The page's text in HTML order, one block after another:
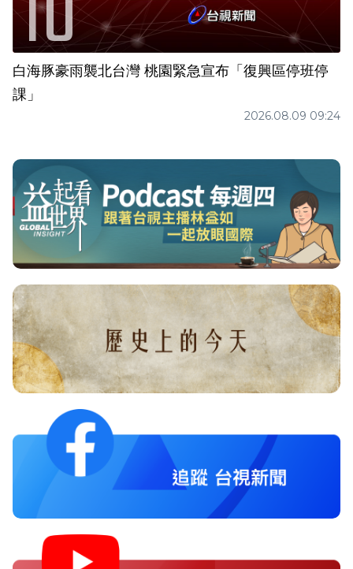
白海豚豪雨襲北台灣 桃園緊急宣布「復興區停班停
課」
2026.08.09 09:24